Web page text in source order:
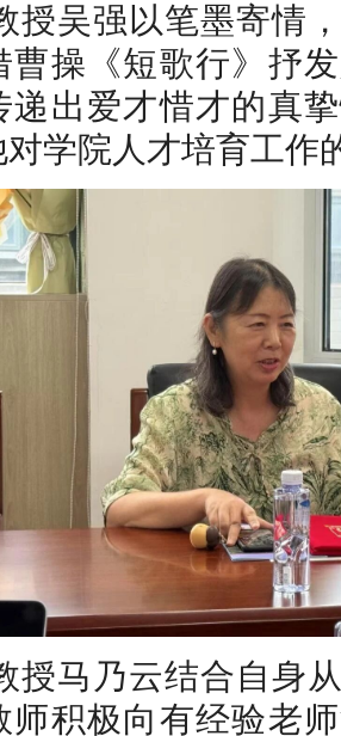
授吴强以笔墨寄情
曹操《短歌行》抒
递出爱才惜才的真
学院人才培育工作
授马乃云结合自身
师积极向有经验老